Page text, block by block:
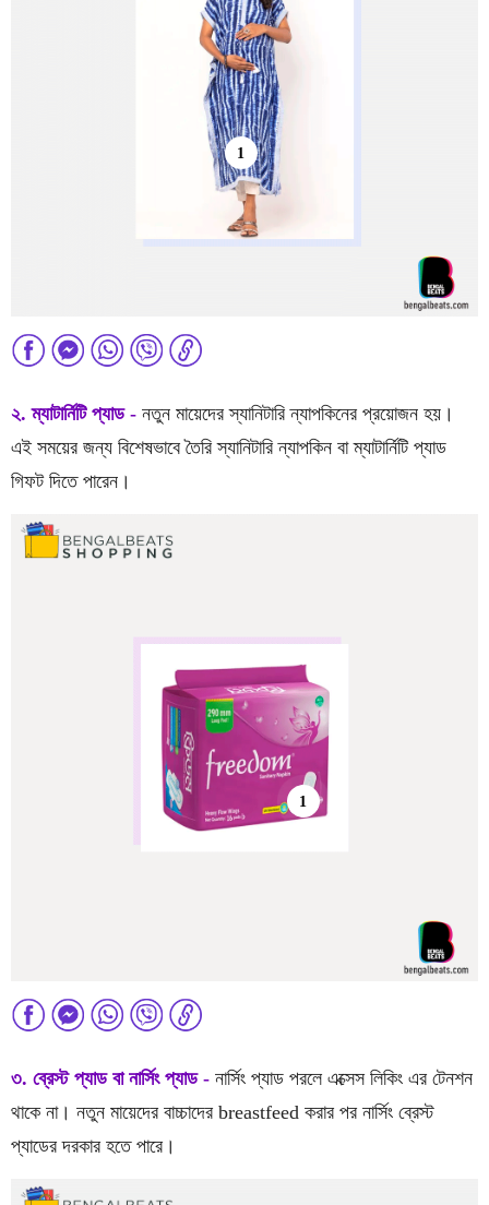
1
২. ম্যাটার্নিটি প্যাড - নতুন মায়েদের স্যানিটারি ন্যাপকিনের প্রয়োজন হয়।
এই সময়ের জন্য বিশেষভাবে তৈরি স্যানিটারি ন্যাপকিন বা ম্যাটার্নিটি প্যাড
গিফট দিতে পারেন।
1
৩. ব্রেস্ট প্যাড বা নার্সিং প্যাড - নার্সিং প্যাড পরলে এক্সেস লিকিং এর টেনশন
থাকে না। নতুন মায়েদের বাচ্চাদের breastfeed করার পর নার্সিং ব্রেস্ট
প্যাডের দরকার হতে পারে।